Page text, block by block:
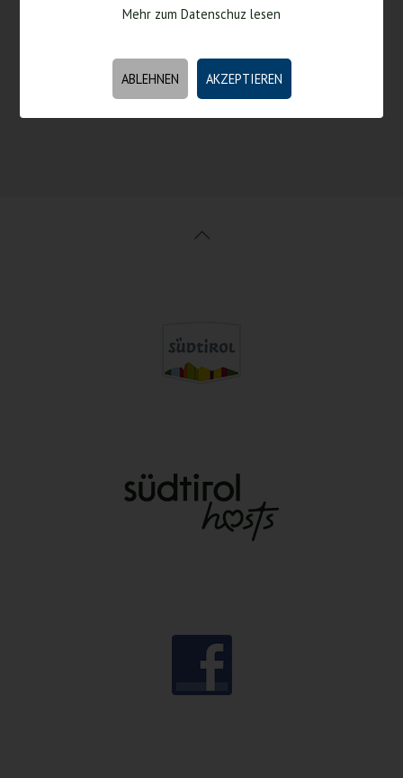
E-Mail service@suedtirolhosts.com
Kontakt, Öffnungszeiten, Lage
Mehr zum Datenschuz lesen
ABLEHNEN AKZEPTIEREN